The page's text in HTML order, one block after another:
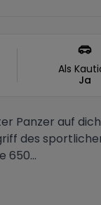
Als
Ja
Panzer auf
des
650...